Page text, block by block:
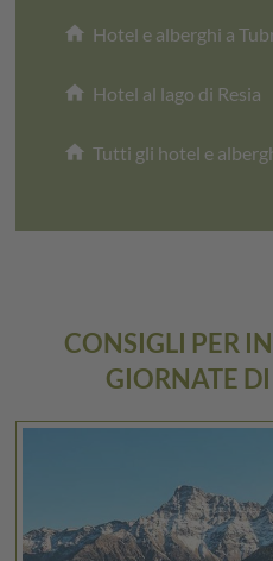
home Hotel e alberghi a
home Hotel al lago di Resia
home Tutti gli hotel e
CONSIGLI PER
GIORNATE